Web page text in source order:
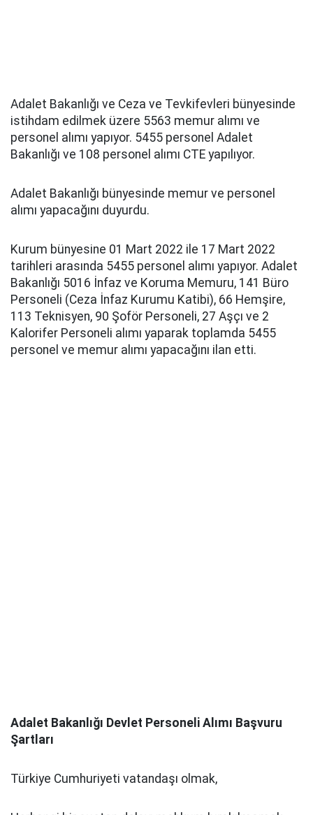
Adalet Bakanlığı ve Ceza ve Tevkifevleri bünyesinde
istihdam edilmek üzere 5563 memur alımı ve
personel alımı yapıyor. 5455 personel Adalet
Bakanlığı ve 108 personel alımı CTE yapılıyor.
Adalet Bakanlığı bünyesinde memur ve personel
alımı yapacağını duyurdu.
Kurum bünyesine 01 Mart 2022 ile 17 Mart 2022
tarihleri arasında 5455 personel alımı yapıyor. Adalet
Bakanlığı 5016 İnfaz ve Koruma Memuru, 141 Büro
Personeli (Ceza İnfaz Kurumu Katibi), 66 Hemşire,
113 Teknisyen, 90 Şoför Personeli, 27 Aşçı ve 2
Kalorifer Personeli alımı yaparak toplamda 5455
personel ve memur alımı yapacağını ilan etti.
Adalet Bakanlığı Devlet Personeli Alımı Başvuru
Şartları
Türkiye Cumhuriyeti vatandaşı olmak,